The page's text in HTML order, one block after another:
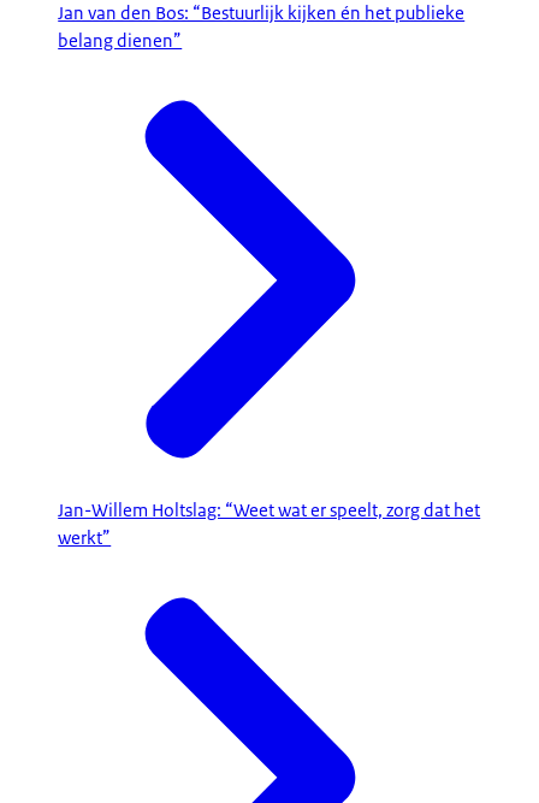
Jan van den Bos: “Bestuurlijk kijken én het publieke
belang dienen”
Jan-Willem Holtslag: “Weet wat er speelt, zorg dat het
werkt”